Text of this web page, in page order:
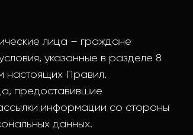
лица – граждане
указанные в разделе 8
настоящих Правил.
предоставившие
информации со стороны
данных.